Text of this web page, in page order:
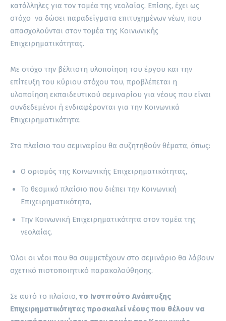
κατάλληλες για τον τομέα της νεολαίας. Επίσης, έχει ως
στόχο να δώσει παραδείγματα επιτυχημένων νέων, που
απασχολούνται στον τομέα της Κοινωνικής
Επιχειρηματικότητας.
Με στόχο την βέλτιστη υλοποίηση του έργου και την
επίτευξη του κύριου στόχου του, προβλέπεται η
υλοποίηση εκπαιδευτικού σεμιναρίου για νέους που είναι
συνδεδεμένοι ή ενδιαφέρονται για την Κοινωνικά
Επιχειρηματικότητα.
Στο πλαίσιο του σεμιναρίου θα συζητηθούν θέματα, όπως:
Ο ορισμός της Κοινωνικής Επιχειρηματικότητας,
Το θεσμικό πλαίσιο που διέπει την Κοινωνική
Επιχειρηματικότητα,
Την Κοινωνική Επιχειρηματικότητα στον τομέα της
νεολαίας.
Όλοι οι νέοι που θα συμμετέχουν στο σεμινάριο θα λάβουν
σχετικό πιστοποιητικό παρακολούθησης.
Σε αυτό το πλαίσιο,το Ινστιτούτο Ανάπτυξης
Επιχειρηματικότητας προσκαλεί νέους που θέλουν να